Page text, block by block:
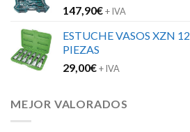
147,90€+ IVA
ESTUCHE VASOS XZN
PIEZAS
29,00€+ IVA
MEJOR VALORADOS